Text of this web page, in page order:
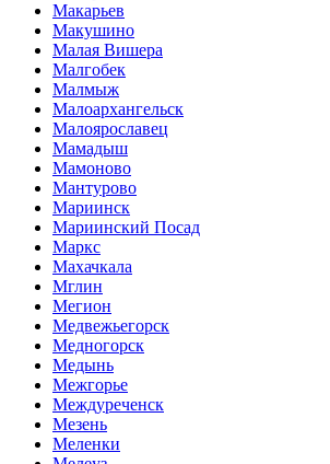
Макарьев
Макушино
Малая Вишера
Малгобек
Малмыж
Малоархангельск
Малоярославец
Мамадыш
Мамоново
Мантурово
Мариинск
Мариинский Посад
Маркс
Махачкала
Мглин
Мегион
Медвежьегорск
Медногорск
Медынь
Межгорье
Междуреченск
Мезень
Меленки